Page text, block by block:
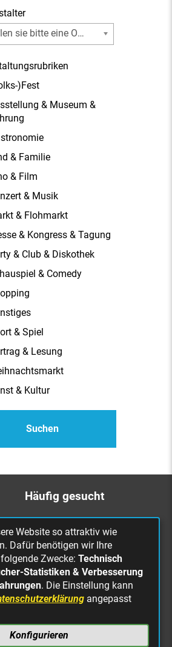
Wählen sie bitte eine Option aus.
)Fest
& Museum &
& Familie
& Film
& Musik
& Flohmarkt
& Kongress & Tagung
& Club & Diskothek
& Comedy
& Spiel
& Lesung
& Kultur
Häufig gesucht
Bürgerbüro
Online Rathaus
Was erledige ich wo?
Stellenangebote
Mängelmeldung
defekt
Website so attraktiv wie
Dafür benötigen wir Ihre
Zwecke: Technisch
Statistiken & Verbesserung
. Die Einstellung kann
angepasst
Konfigurieren